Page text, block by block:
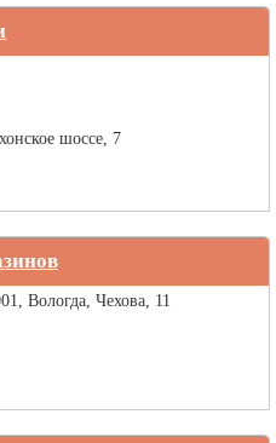
шоссе, 7
Вологда, Чехова, 11